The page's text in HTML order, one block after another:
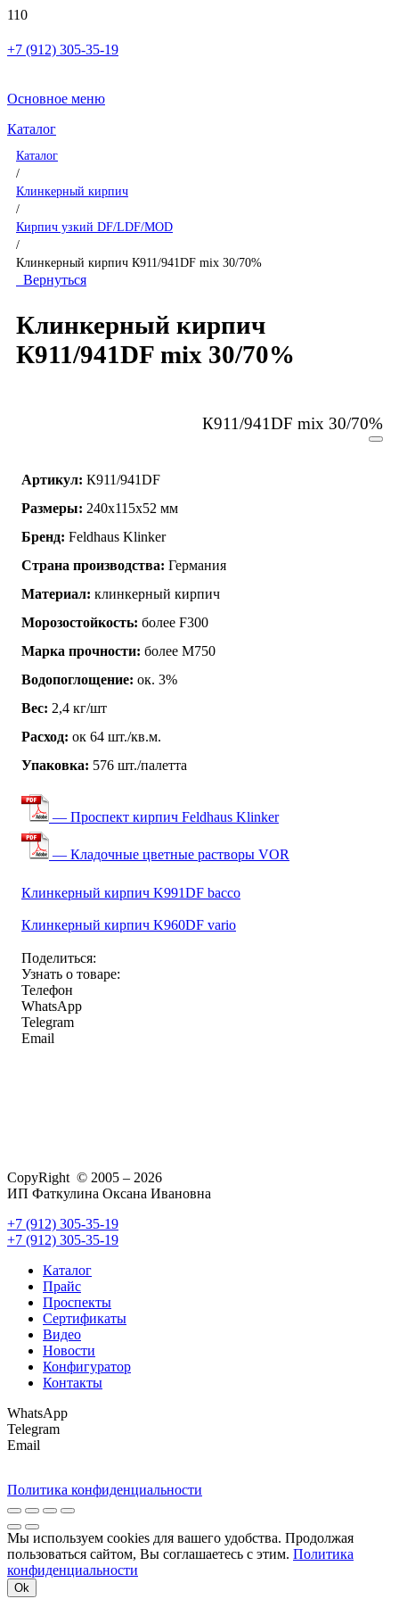
+7 (912) 305-35-19
Основное меню
Каталог
Каталог
/
Клинкерный кирпич
/
Кирпич узкий DF/LDF/MOD
/
Клинкерный кирпич К911/941DF mix 30/70%
Вернуться
Клинкерный кирпич
К911/941DF mix 30/70%
К911/941DF mix 30/70%
Артикул: К911/941DF
Размеры: 240х115х52 мм
Бренд: Feldhaus Klinker
Страна производства: Германия
Материал: клинкерный кирпич
Морозостойкость: более F300
Марка прочности: более М750
Водопоглощение: ок. 3%
Вес: 2,4 кг/шт
Расход: ок 64 шт./кв.м.
Упаковка: 576 шт./палетта
— Проспект кирпич Feldhaus Klinker
— Кладочные цветные растворы VOR
Клинкерный кирпич K991DF bacco
Клинкерный кирпич K960DF vario
Поделиться:
Узнать о товаре:
Телефон
WhatsApp
Telegram
Email
CopyRight © 2005 – 2026
ИП Фаткулина Оксана Ивановна
+7 (912) 305-35-19
+7 (912) 305-35-19
Каталог
Прайс
Проспекты
Сертификаты
Видео
Новости
Конфигуратор
Контакты
WhatsApp
Telegram
Email
Политика конфиденциальности
Мы используем cookies для вашего удобства. Продолжая
пользоваться сайтом, Вы соглашаетесь с этим. Политика
конфиденциальности
Ok